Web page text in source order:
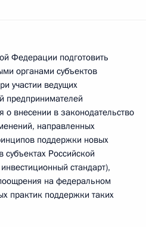
Федерации подготовить
органами субъектов
участии ведущих
предпринимателей
о внесении в законодательство
направленных
поддержки новых
субъектах Российской
стандарт),
на федеральном
практик поддержки таких